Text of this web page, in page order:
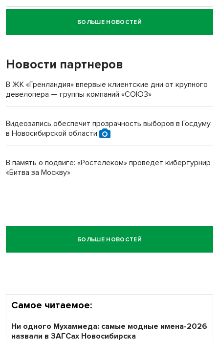
Новосибирский суд наказал водителя за смерть
пенсионерки на вокзале
БОЛЬШЕ НОВОСТЕЙ
Новости партнеров
В ЖК «Гренландия» впервые клиентские дни от крупного
девелопера — группы компаний «СОЮЗ»
Видеозапись обеспечит прозрачность выборов в Госдуму
в Новосибирской области
В память о подвиге: «Ростелеком» проведет кибертурнир
«Битва за Москву»
БОЛЬШЕ НОВОСТЕЙ
Самое читаемое:
Ни одного Мухаммеда: самые модные имена-2026
назвали в ЗАГСах Новосибирска